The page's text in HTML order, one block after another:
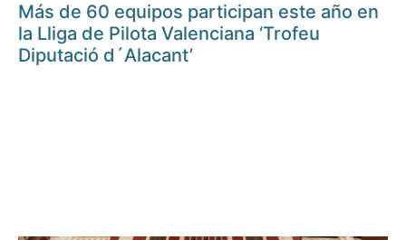
Más de 60 equipos participan este año en
la Lliga de Pilota Valenciana ‘Trofeu
Diputació d´Alacant’